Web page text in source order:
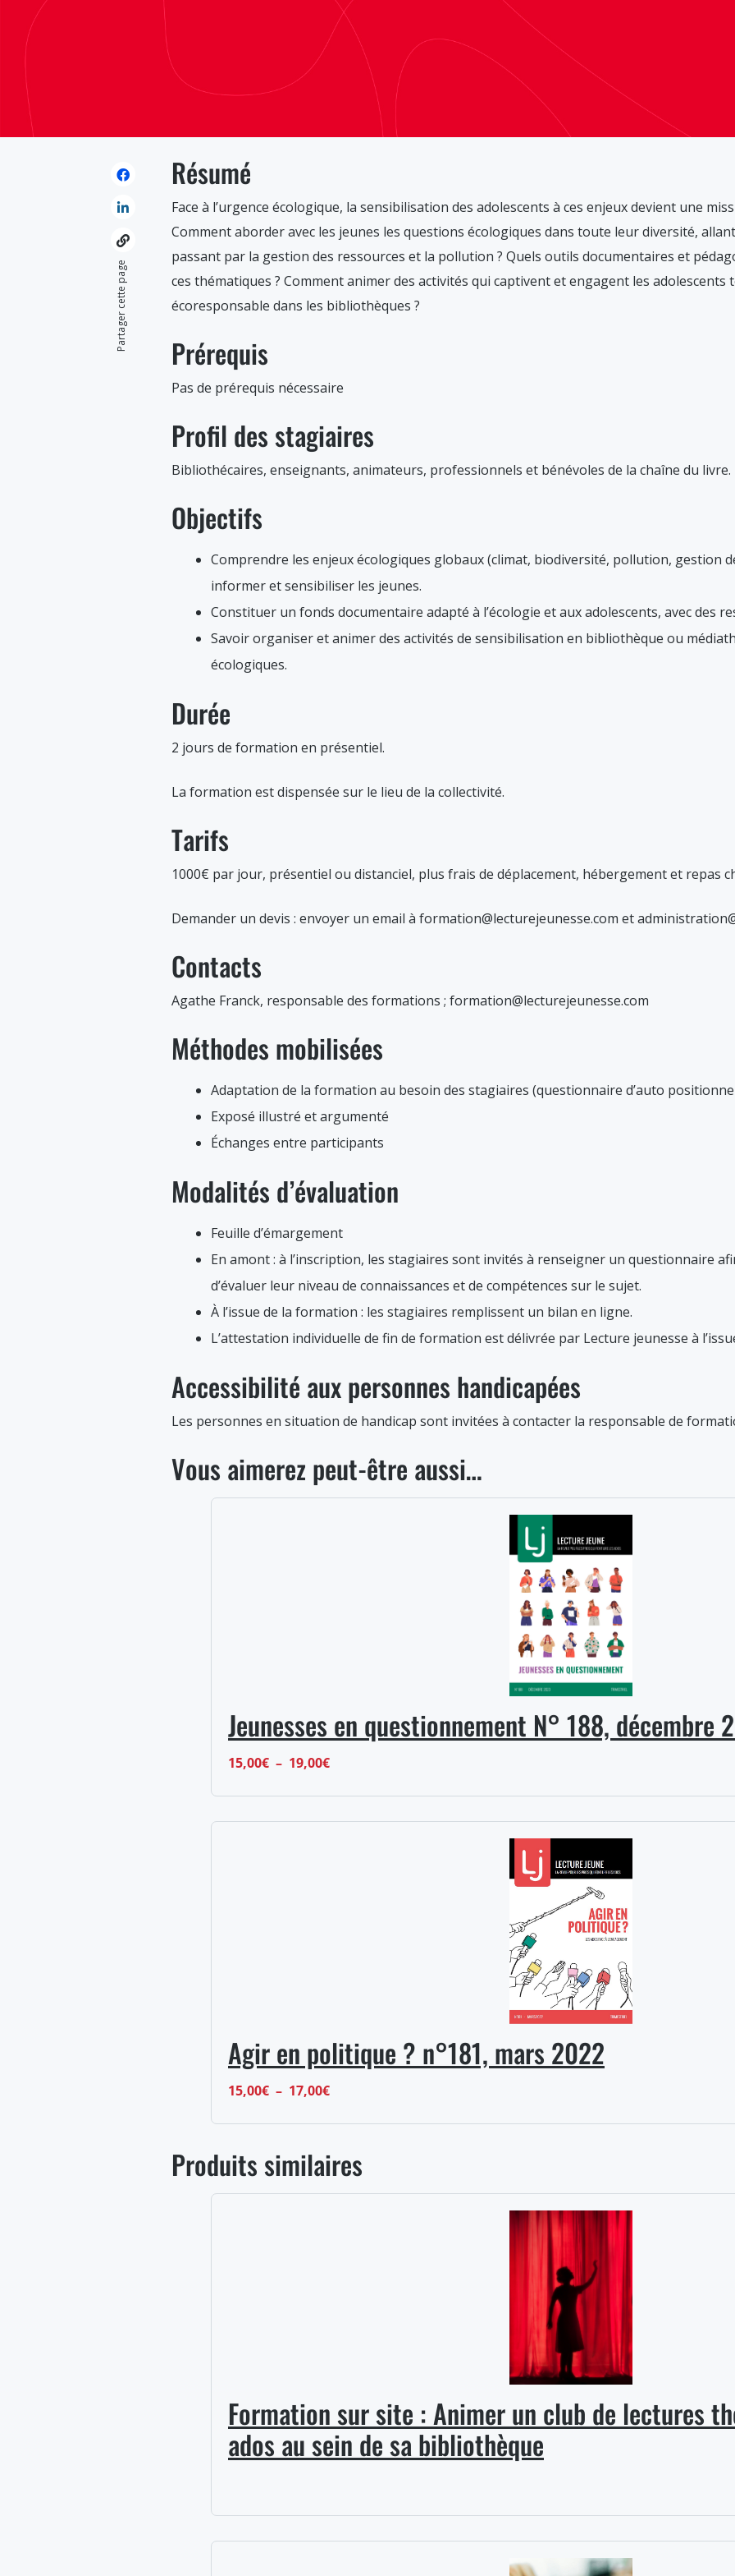
Partager cette page
Résumé
Face à l’urgence écologique, la sensibilisation des adolescents à ces enjeux devient une
Comment aborder avec les jeunes les questions écologiques dans toute leur diversité,
passant par la gestion des ressources et la pollution ? Quels outils documentaires et
ces thématiques ? Comment animer des activités qui captivent et engagent les
écoresponsable dans les bibliothèques ?
Prérequis
Pas de prérequis nécessaire
Profil des stagiaires
Bibliothécaires, enseignants, animateurs, professionnels et bénévoles de la chaîne du
Objectifs
Comprendre les enjeux écologiques globaux (climat, biodiversité, pollution, gestion
informer et sensibiliser les jeunes.
Constituer un fonds documentaire adapté à l’écologie et aux adolescents, avec des
Savoir organiser et animer des activités de sensibilisation en bibliothèque ou
écologiques.
Durée
2 jours de formation en présentiel.
La formation est dispensée sur le lieu de la collectivité.
Tarifs
1000€ par jour, présentiel ou distanciel, plus frais de déplacement, hébergement et repas
Demander un devis : envoyer un email à formation@lecturejeunesse.com et
Contacts
Agathe Franck, responsable des formations ; formation@lecturejeunesse.com
Méthodes mobilisées
Adaptation de la formation au besoin des stagiaires (questionnaire d’auto
Exposé illustré et argumenté
Échanges entre participants
Modalités d’évaluation
Feuille d’émargement
En amont : à l’inscription, les stagiaires sont invités à renseigner un questionnaire
d’évaluer leur niveau de connaissances et de compétences sur le sujet.
À l’issue de la formation : les stagiaires remplissent un bilan en ligne.
L’attestation individuelle de fin de formation est délivrée par Lecture jeunesse à
Accessibilité aux personnes handicapées
Les personnes en situation de handicap sont invitées à contacter la responsable de
Vous aimerez peut-être aussi…
Jeunesses en questionnement N° 188, décembre
15,00€ – 19,00€Plage
Agir en politique ? n°181, mars 2022
15,00€ – 17,00€Plage
15,00€
à
Produits similaires
Formation sur site : Animer un club de lectures
ados au sein de sa bibliothèque